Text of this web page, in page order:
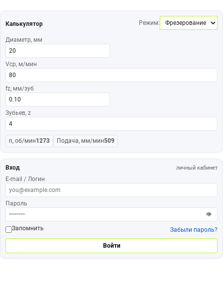
Калькулятор Режим:
Диаметр, мм
Vср, м/мин
fz, мм/зуб
Зубьев, z
n, об/мин1273 Подача, мм/мин509
Вход личный кабинет
E-mail / Логин
Пароль
👁
Запомнить
Забыли пароль?
Войти